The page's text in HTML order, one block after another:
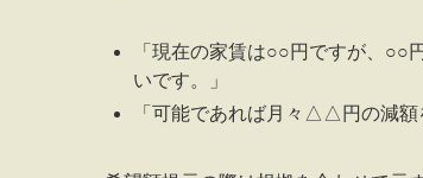
「現在の家賃は○○円ですが、○○
いです。」
「可能であれば月々△△円の減額